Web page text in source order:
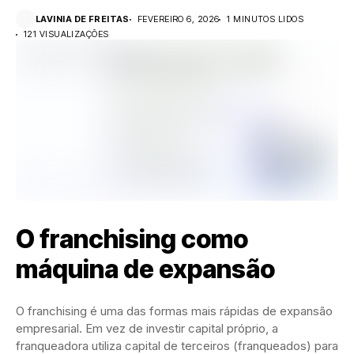
LAVINIA DE FREITAS FEVEREIRO 6, 2026
1 MINUTOS LIDOS
121 VISUALIZAÇÕES
O franchising como
máquina de expansão
O franchising é uma das formas mais rápidas de expansão
empresarial. Em vez de investir capital próprio, a
franqueadora utiliza capital de terceiros (franqueados) para